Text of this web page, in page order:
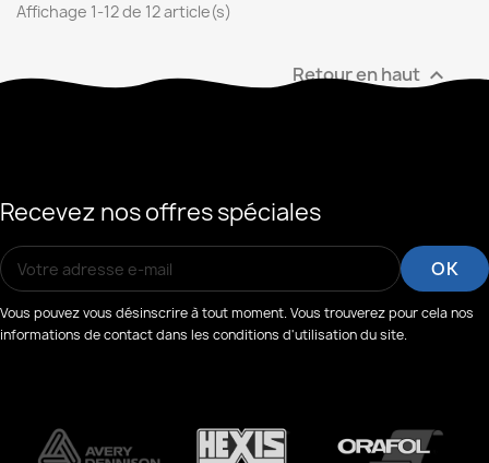
Affichage 1-12 de 12 article(s)
Retour en haut 
Recevez nos offres spéciales
Vous pouvez vous désinscrire à tout moment. Vous trouverez pour cela nos
informations de contact dans les conditions d'utilisation du site.